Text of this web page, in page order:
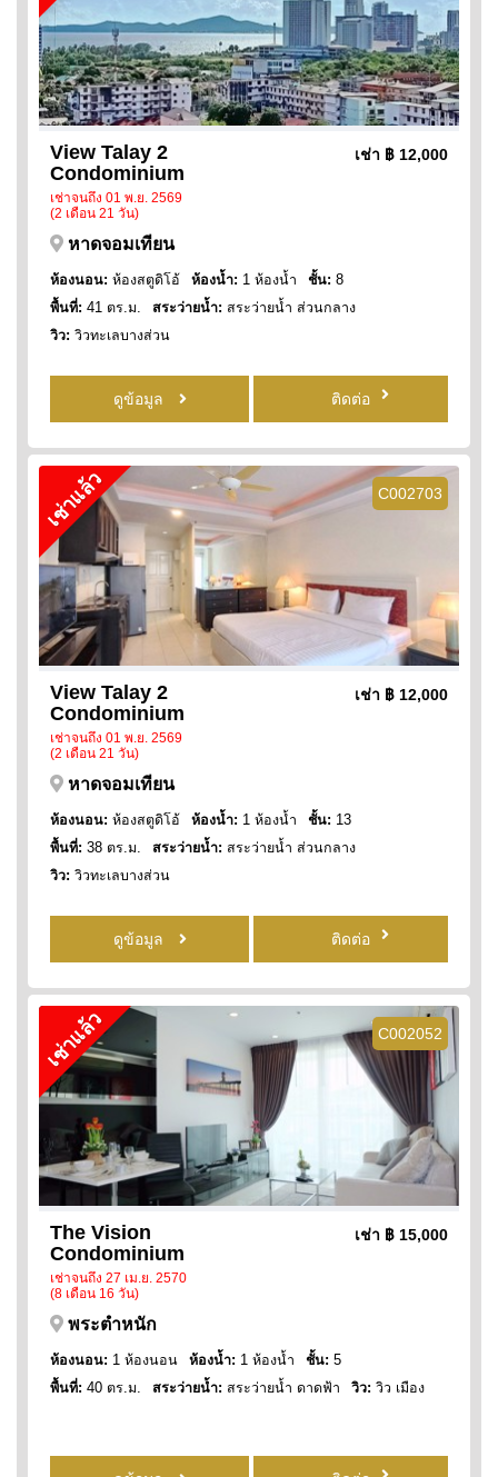
View Talay 2
Condominium
เช่าจนถึง 01 พ.ย. 2569
(2 เดือน 21 วัน)
เช่า ฿ 12,000
หาดจอมเทียน
ห้องนอน: ห้องสตูดิโอ้ ห้องน้ำ: 1 ห้องน้ำ ชั้น: 8
พื้นที่: 41 ตร.ม. สระว่ายน้ำ: สระว่ายน้ำ ส่วนกลาง
วิว: วิวทะเลบางส่วน
ดูข้อมูล ติดต่อ
C002703
เช่าแล้ว
View Talay 2
Condominium
เช่าจนถึง 01 พ.ย. 2569
(2 เดือน 21 วัน)
เช่า ฿ 12,000
หาดจอมเทียน
ห้องนอน: ห้องสตูดิโอ้ ห้องน้ำ: 1 ห้องน้ำ ชั้น: 13
พื้นที่: 38 ตร.ม. สระว่ายน้ำ: สระว่ายน้ำ ส่วนกลาง
วิว: วิวทะเลบางส่วน
ดูข้อมูล ติดต่อ
C002052
เช่าแล้ว
The Vision
Condominium
เช่าจนถึง 27 เม.ย. 2570
(8 เดือน 16 วัน)
เช่า ฿ 15,000
พระตำหนัก
ห้องนอน: 1 ห้องนอน ห้องน้ำ: 1 ห้องน้ำ ชั้น: 5
พื้นที่: 40 ตร.ม. สระว่ายน้ำ: สระว่ายน้ำ ดาดฟ้า วิว: วิว เมือง